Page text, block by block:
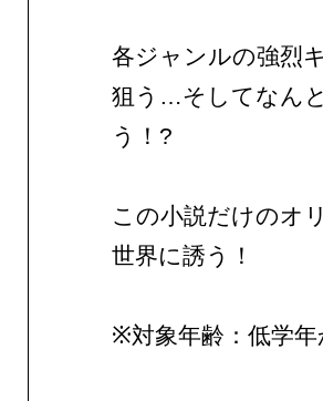
各ジャンルの強烈
狙う…そしてなん
う！?
この小説だけのオ
世界に誘う！
※対象年齢：低学年